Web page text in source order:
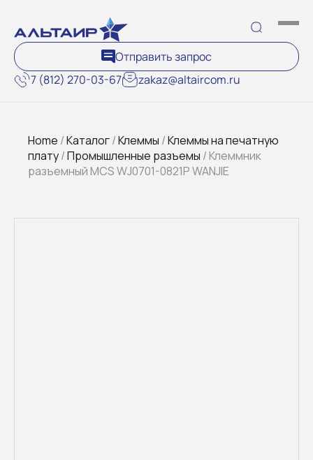
7 (812) 270-03-67 zakaz@altaircom.ru
Отправить запрос
Home /Каталог/Клеммы /Клеммы на печатную
плату/Промышленные разъемы / Клеммник
разъемный MCS WJ0701-0821P WANJIE